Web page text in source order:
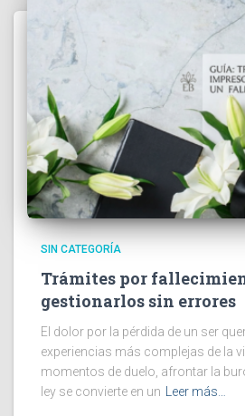
SIN CATEGORÍA
Trámites por
gestionarlos sin errores
El dolor por la pérdida de un ser
experiencias más complejas de la
momentos de duelo, afrontar la
ley se convierte en un
Leer más…